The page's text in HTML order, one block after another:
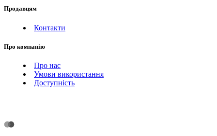
Продавцям
Контакти
Про компанію
Про нас
Умови використання
Доступність